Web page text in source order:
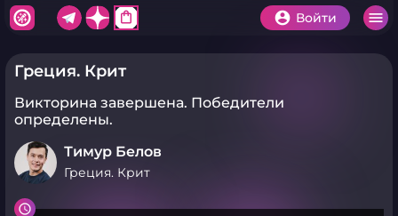
shopping_bag Войти
Греция. Крит
Викторина завершена. Победители
определены.
Тимур Белов
Греция. Крит